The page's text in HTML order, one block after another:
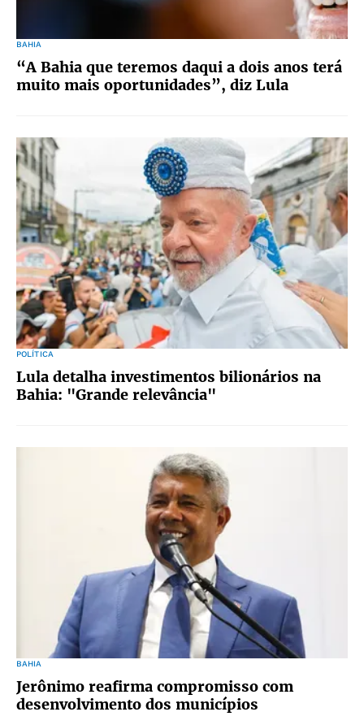
BAHIA
“A Bahia que teremos daqui a dois anos terá
muito mais oportunidades”, diz Lula
POLÍTICA
Lula detalha investimentos bilionários na
Bahia: "Grande relevância"
BAHIA
Jerônimo reafirma compromisso com
desenvolvimento dos municípios